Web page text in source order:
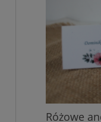
Różowe